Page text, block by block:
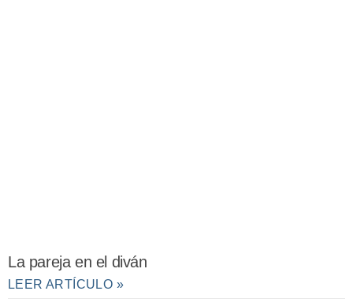
La pareja en el diván
LEER ARTÍCULO »